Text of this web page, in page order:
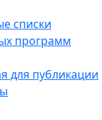
списки
программ
для публикации